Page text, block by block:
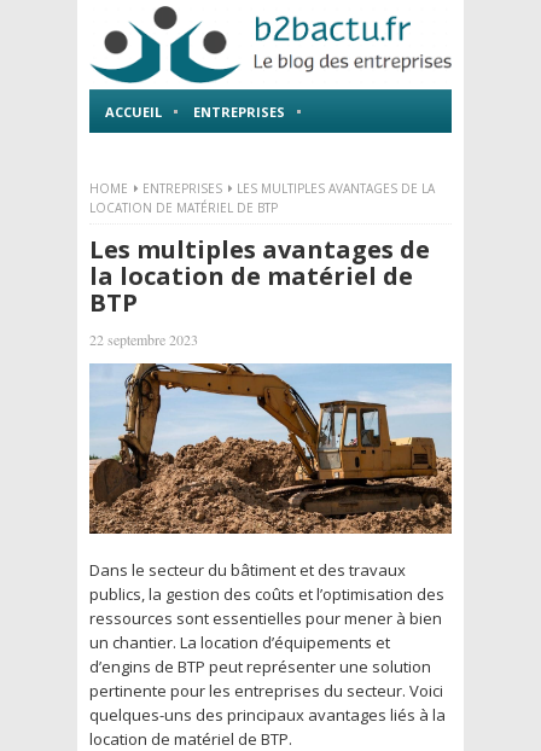
ACCUEIL ENTREPRISES
HOME ENTREPRISES
LES MULTIPLES AVANTAGES DE LA
LOCATION DE MATÉRIEL DE BTP
Les multiples avantages de
la location de matériel de
BTP
22 septembre 2023
Dans le secteur du bâtiment et des travaux
publics, la gestion des coûts et l’optimisation des
ressources sont essentielles pour mener à bien
un chantier. La location d’équipements et
d’engins de BTP peut représenter une solution
pertinente pour les entreprises du secteur. Voici
quelques-uns des principaux avantages liés à la
location de matériel de BTP.